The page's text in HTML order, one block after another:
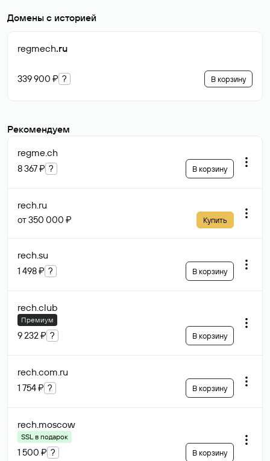
Домены с историей
regmech.ru
339 900 ₽ ? В корзину
Рекомендуем
regme.ch
8 367 ₽ ? В корзину
rech.ru
от 350 000 ₽ Купить
rech.su
1 498 ₽ ? В корзину
rech.club
Премиум
9 232 ₽ ? В корзину
rech.com.ru
1 754 ₽ ? В корзину
rech.moscow
SSL в подарок
1 500 ₽ ? В корзину